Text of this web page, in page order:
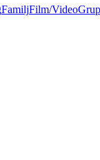
FamiljFilm/Video